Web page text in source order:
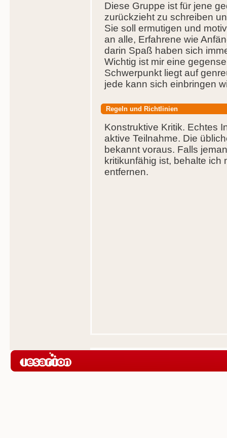
Diese Gruppe ist für jene
zurückzieht zu schreiben
Sie soll ermutigen und
an alle, Erfahrene wie
darin Spaß haben sich
Wichtig ist mir eine
Schwerpunkt liegt auf
jede kann sich einbringen
Regeln und Richtlinien
Konstruktive Kritik. Echtes
aktive Teilnahme. Die
bekannt voraus. Falls
kritikunfähig ist, behalte ich
entfernen.